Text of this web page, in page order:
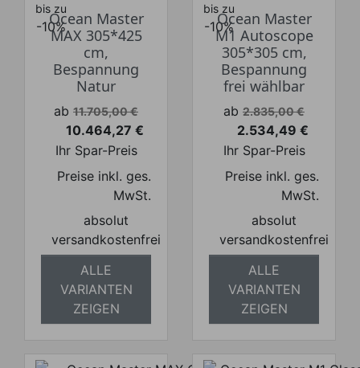
bis zu
-10%
Ocean Master
MAX 305*425
cm,
Bespannung
Natur
Verkaufspreis
ab 11.705,00 €
Preis
10.464,27 €
Ihr Spar-Preis
Preise inkl. ges.
MwSt.
absolut
versandkostenfrei
ALLE
VARIANTEN
ZEIGEN
bis zu
-10%
Ocean Master
M1 Autoscope
305*305 cm,
Bespannung
frei wählbar
Verkaufspreis
ab 2.835,00 €
Preis
2.534,49 €
Ihr Spar-Preis
Preise inkl. ges.
MwSt.
absolut
versandkostenfrei
ALLE
VARIANTEN
ZEIGEN